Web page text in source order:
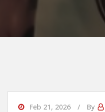
Feb 21, 2026 By